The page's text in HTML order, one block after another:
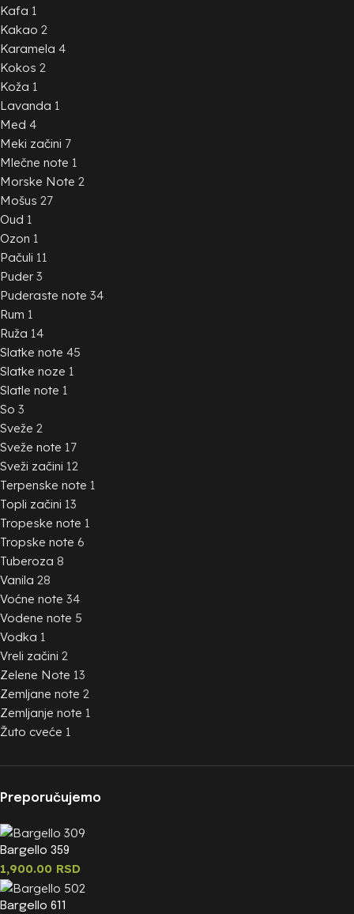
Kafa 1
Kakao 2
Karamela 4
Kokos 2
Koža 1
Lavanda 1
Med 4
Meki začini 7
Mlečne note 1
Morske Note 2
Mošus 27
Oud 1
Ozon 1
Pačuli 11
Puder 3
Puderaste note 34
Rum 1
Ruža 14
Slatke note 45
Slatke noze 1
Slatle note 1
So 3
Sveže 2
Sveže note 17
Sveži začini 12
Terpenske note 1
Topli začini 13
Tropeske note 1
Tropske note 6
Tuberoza 8
Vanila 28
Voćne note 34
Vodene note 5
Vodka 1
Vreli začini 2
Zelene Note 13
Zemljane note 2
Zemljanje note 1
Žuto cveće 1
Preporučujemo
Bargello 359
1,900.00 RSD
Bargello 611